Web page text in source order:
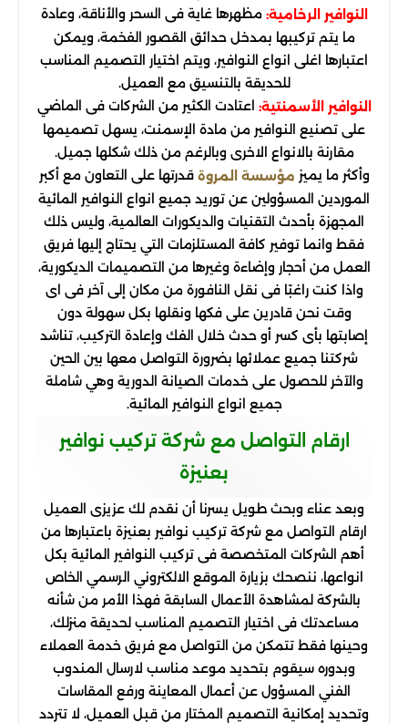
النوافير الرخامية: مظهرها غاية فى السحر والأناقة، وعادة
ما يتم تركيبها بمدخل حدائق القصور الفخمة، ويمكن
اعتبارها اغلى انواع النوافير، ويتم اختيار التصميم المناسب
للحديقة بالتنسيق مع العميل.
النوافير الأسمنتية: اعتادت الكثير من الشركات فى الماضي
على تصنيع النوافير من مادة الإسمنت، يسهل تصميمها
مقارنة بالانواع الاخرى وبالرغم من ذلك شكلها جميل.
وأكثر ما يميز مؤسسة المروة قدرتها على التعاون مع أكبر
الموردين المسؤولين عن توريد جميع انواع النوافير المائية
المجهزة بأحدث التقنيات والديكورات العالمية، وليس ذلك
فقط وانما توفير كافة المستلزمات التي يحتاج إليها فريق
العمل من أحجار وإضاءة وغيرها من التصميمات الديكورية،
واذا كنت راغبًا فى نقل النافورة من مكان إلى آخر فى اى
وقت نحن قادرين على فكها ونقلها بكل سهولة دون
إصابتها بأى كسر أو حدث خلال الفك وإعادة التركيب، تناشد
شركتنا جميع عملائها بضرورة التواصل معها بين الحين
والآخر للحصول على خدمات الصيانة الدورية وهي شاملة
جميع انواع النوافير المائية.
ارقام التواصل مع شركة تركيب نوافير
بعنيزة
وبعد عناء وبحث طويل يسرنا أن نقدم لك عزيزى العميل
ارقام التواصل مع شركة تركيب نوافير بعنيزة باعتبارها من
أهم الشركات المتخصصة فى تركيب النوافير المائية بكل
انواعها، ننصحك بزيارة الموقع الالكتروني الرسمي الخاص
بالشركة لمشاهدة الأعمال السابقة فهذا الأمر من شأنه
مساعدتك فى اختيار التصميم المناسب لحديقة منزلك،
وحينها فقط تتمكن من التواصل مع فريق خدمة العملاء
وبدوره سيقوم بتحديد موعد مناسب لارسال المندوب
الفني المسؤول عن أعمال المعاينة ورفع المقاسات
وتحديد إمكانية التصميم المختار من قبل العميل، لا تتردد